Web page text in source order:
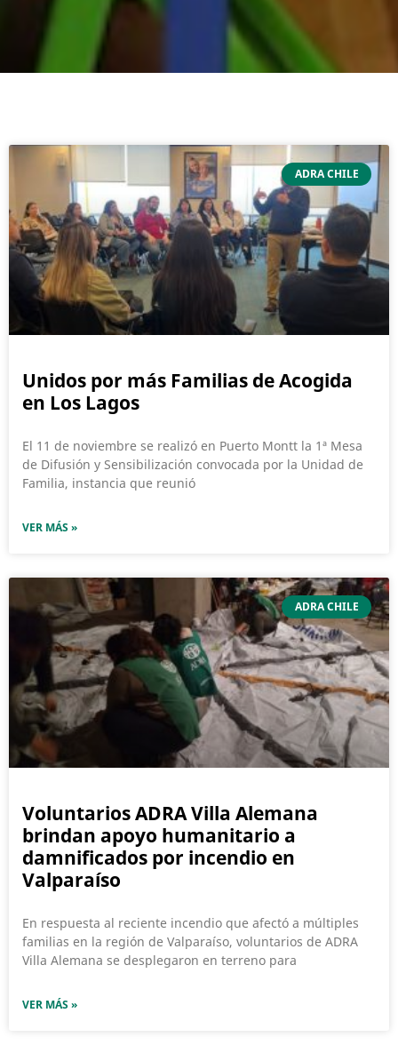
ADRA CHILE
Unidos por más Familias de Acogida
en Los Lagos
El 11 de noviembre se realizó en Puerto Montt la 1ª Mesa
de Difusión y Sensibilización convocada por la Unidad de
Familia, instancia que reunió
VER MÁS »
ADRA CHILE
Voluntarios ADRA Villa Alemana
brindan apoyo humanitario a
damnificados por incendio en
Valparaíso
En respuesta al reciente incendio que afectó a múltiples
familias en la región de Valparaíso, voluntarios de ADRA
Villa Alemana se desplegaron en terreno para
VER MÁS »